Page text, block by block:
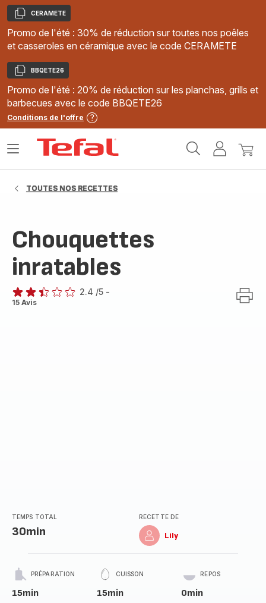
Copier
CERAMETE
Promo de l'été : 30% de réduction sur toutes nos poêles
et casseroles en céramique avec le code CERAMETE
Copier
BBQETE26
Promo de l'été : 20% de réduction sur les planchas, grills et
barbecues avec le code BBQETE26
Conditions de l'offre
MonMon
Ouvrir
TOUTES NOS RECETTES
Chouquettes
inratables
ratings.2.4
2.4 /5 -
15 Avis
TEMPS TOTAL
30min
RECETTE DE
Lily
PRÉPARATION
15min
CUISSON
15min
REPOS
0min